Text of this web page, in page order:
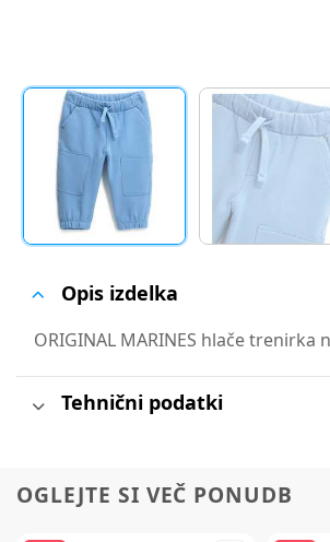
Opis izdelka
ORIGINAL MARINES hlače
Tehnični podatki
OGLEJTE SI VEČ PONUDB